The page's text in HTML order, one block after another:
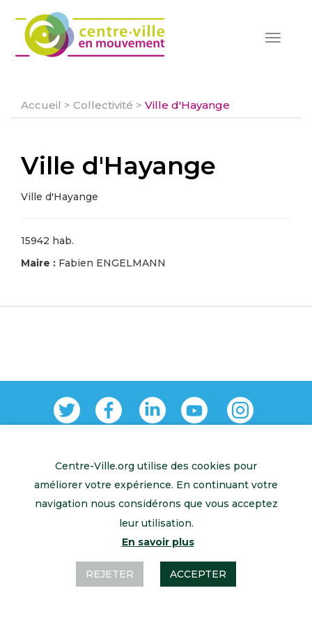
Toggle
Accueil > Collectivité > Ville d'Hayange
Ville d'Hayange
Ville d'Hayange
15942 hab.
Maire : Fabien ENGELMANN
Retour à l’accueil Mentions légales Contactez-nous
Centre-Ville.org utilise des cookies pour
améliorer votre expérience. En continuant votre
navigation nous considérons que vous acceptez
leur utilisation.
En savoir plus
REJETER ACCEPTER